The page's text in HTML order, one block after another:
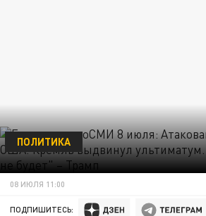
ПОЛИТИКА
08 ИЮЛЯ 11:00
ПОДПИШИТЕСЬ: